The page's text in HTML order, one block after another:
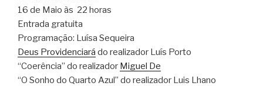
16 de Maio às 22 horas
Entrada gratuita
Programação: Luísa Sequeira
Deus Providenciará do realizador Luís Porto
“Coerência” do realizador Miguel De
“O Sonho do Quarto Azul” do realizador Luis Lhano